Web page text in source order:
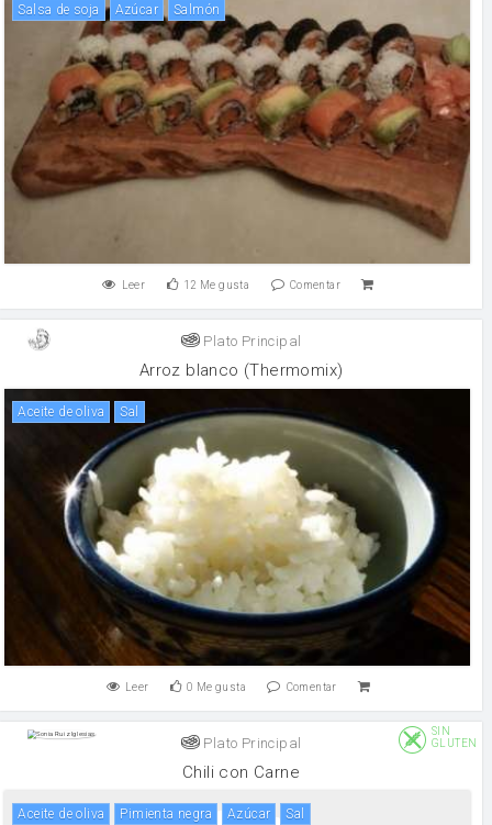
salsa de soja Azúcar salmón
Leer 12 Me gusta Comentar
Plato Principal
Arroz blanco (Thermomix)
aceite de oliva sal
Leer 0 Me gusta Comentar
Plato Principal
SIN
GLUTEN
Chili con Carne
aceite de oliva pimienta negra Azúcar sal